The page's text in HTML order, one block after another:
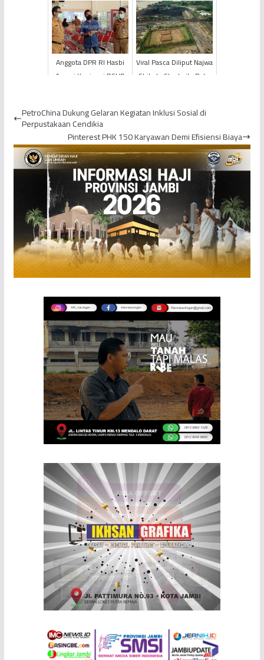
Ditempat-Tempat
Tertentu
Bilang Begini
Anggota DPR RI Hasbi
Ansori Kunjungi RSUD
Viral Pasca Diliput Najwa
Shihab, Stockpile Batu
PetroChina Dukung Gelaran Kegiatan Inklusi Sosial di
Perpustakaan Cendikia
Pinterest PHK 150 Karyawan Demi Efisiensi Biaya